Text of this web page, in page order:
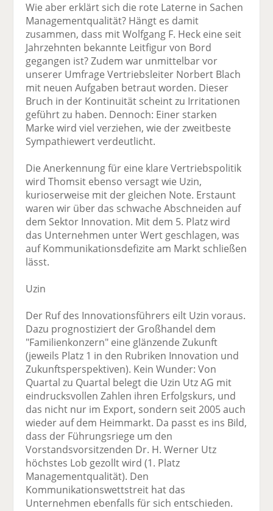
Wie aber erklärt sich die rote Laterne in Sachen
Managementqualität? Hängt es damit
zusammen, dass mit Wolfgang F. Heck eine seit
Jahrzehnten bekannte Leitfigur von Bord
gegangen ist? Zudem war unmittelbar vor
unserer Umfrage Vertriebsleiter Norbert Blach
mit neuen Aufgaben betraut worden. Dieser
Bruch in der Kontinuität scheint zu Irritationen
geführt zu haben. Dennoch: Einer starken
Marke wird viel verziehen, wie der zweitbeste
Sympathiewert verdeutlicht.
Die Anerkennung für eine klare Vertriebspolitik
wird Thomsit ebenso versagt wie Uzin,
kurioserweise mit der gleichen Note. Erstaunt
waren wir über das schwache Abschneiden auf
dem Sektor Innovation. Mit dem 5. Platz wird
das Unternehmen unter Wert geschlagen, was
auf Kommunikationsdefizite am Markt schließen
lässt.
Uzin
Der Ruf des Innovationsführers eilt Uzin voraus.
Dazu prognostiziert der Großhandel dem
"Familienkonzern" eine glänzende Zukunft
(jeweils Platz 1 in den Rubriken Innovation und
Zukunftsperspektiven). Kein Wunder: Von
Quartal zu Quartal belegt die Uzin Utz AG mit
eindrucksvollen Zahlen ihren Erfolgskurs, und
das nicht nur im Export, sondern seit 2005 auch
wieder auf dem Heimmarkt. Da passt es ins Bild,
dass der Führungsriege um den
Vorstandsvorsitzenden Dr. H. Werner Utz
höchstes Lob gezollt wird (1. Platz
Managementqualität). Den
Kommunikationswettstreit hat das
Unternehmen ebenfalls für sich entschieden.